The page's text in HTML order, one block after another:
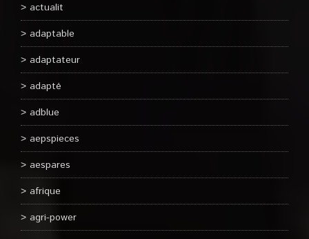
actualit
adaptable
adaptateur
adapté
adblue
aepspieces
aespares
afrique
agri-power